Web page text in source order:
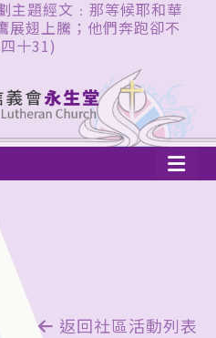
主題經文﹕那等候耶和華
展翅上騰；他們奔跑卻不
十31)
返回社區活動列表